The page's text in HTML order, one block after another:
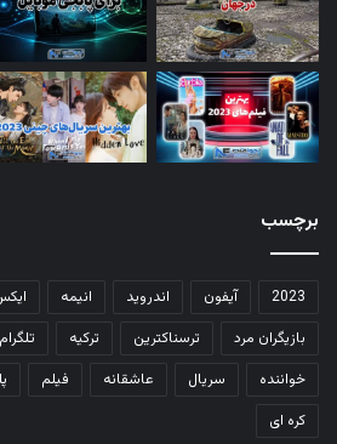
برچسب
2023 آیفون اندروید انیمه
بازیگران مرد
ترسناکترین ترکیه تلگرام
خواننده
سریال عاشقانه فیلم
کره ای